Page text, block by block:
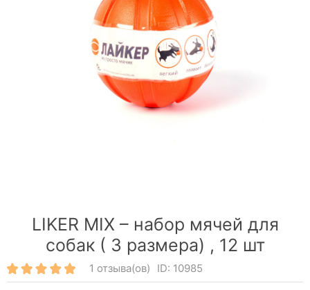
LIKER MIX – набор мячей для
собак ( 3 размера) , 12 шт
1 отзыва(ов) ID: 10985